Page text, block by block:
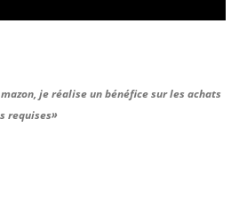
je réalise un bénéfice sur les achats
requises»